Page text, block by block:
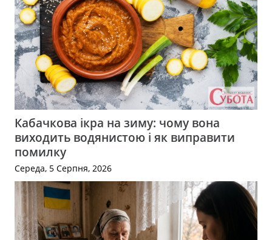
Кабачкова ікра на зиму: чому вона
виходить водянистою і як виправити
помилку
Середа, 5 Серпня, 2026